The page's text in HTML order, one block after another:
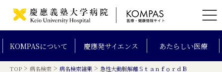
KOMPASについて 慶應発サイエンス あたらしい医療
TOP > 病名検索 > 病名検索結果 > 急性大動脈解離ＳｔａｎｆｏｒｄＢ